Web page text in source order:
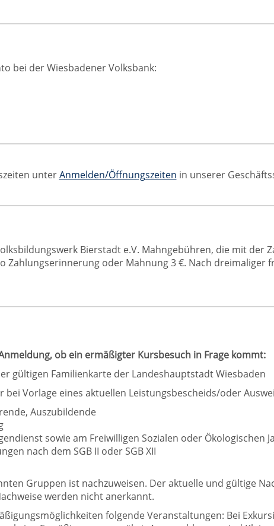
bei der Wiesbadener Volksbank:
unterAnmelden/Öffnungszeiten in unserer
Bierstadt e.V. Mahngebühren, die mit
Zahlungserinnerung oder Mahnung 3 €. Nach
ob ein ermäßigter Kursbesuch in Frage kommt:
gültigen Familienkarte der Landeshauptstadt Wiesbaden
Vorlage eines aktuellen Leistungsbescheids/oder
Auszubildende
sowie am Freiwilligen Sozialen oder Ökologischen
nach dem SGB II oder SGB XII
Gruppen ist nachzuweisen. Der aktuelle und gültige
werden nicht anerkannt.
folgende Veranstaltungen: Bei